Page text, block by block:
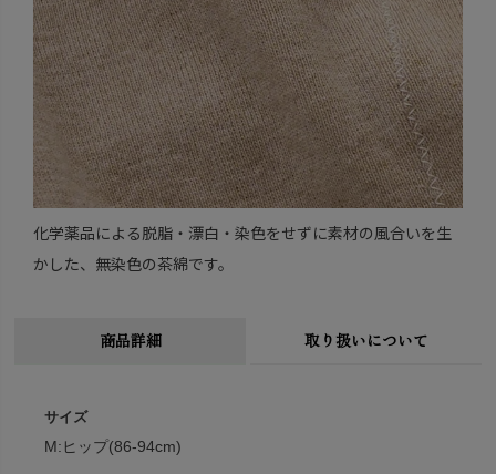
化学薬品による脱脂・漂白・染色をせずに素材の風合いを生
かした、無染色の茶綿です。
商品詳細 取り扱いについて
サイズ
M:ヒップ(86-94cm)